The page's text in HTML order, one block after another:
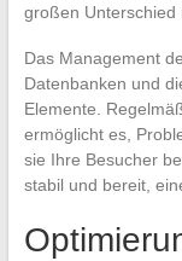
großen Unterschied
Das Management
Datenbanken und
Elemente.
ermöglicht es,
sie Ihre Besucher
stabil und bereit,